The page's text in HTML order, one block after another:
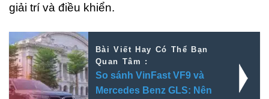
giải trí và điều khiển.
Bài Viết Hay Có Thể Bạn
Quan Tâm :
So sánh VinFast VF9 và
Mercedes Benz GLS: Nên